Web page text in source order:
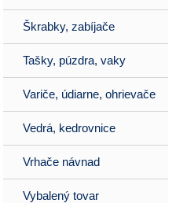
Škrabky, zabíjače
Tašky, púzdra, vaky
Variče, údiarne, ohrievače
Vedrá, kedrovnice
Vrhače návnad
Vybalený tovar